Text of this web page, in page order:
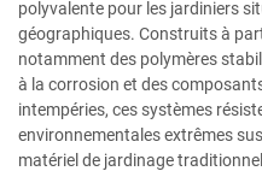
polyvalente pour les jardiniers
géographiques. Construits à
notamment des polymères
à la corrosion et des
intempéries, ces systèmes
environnementales extrêmes
matériel de jardinage